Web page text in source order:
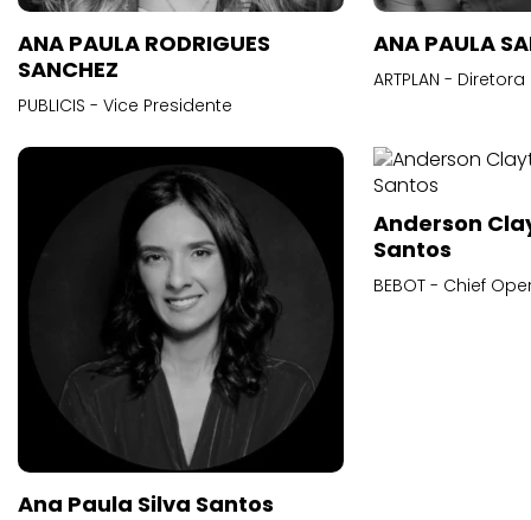
ANA PAULA RODRIGUES
SANCHEZ
PUBLICIS - Vice Presidente
ANA PAULA
ARTPLAN -
Ana Paula Silva Santos
Anderson
Santos
BEBOT - Chief